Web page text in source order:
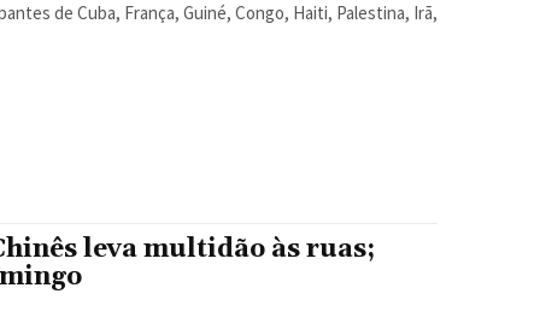
de Cuba, França, Guiné, Congo, Haiti, Palestina, Irã,
leva multidão às ruas;